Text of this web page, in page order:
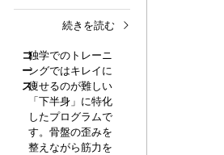
続きを読む
コ
ー
ス
独学でのトレーニ
ングではキレイに
痩せるのが難しい
「下半身」に特化
したプログラムで
す。骨盤の歪みを
整えながら筋力を